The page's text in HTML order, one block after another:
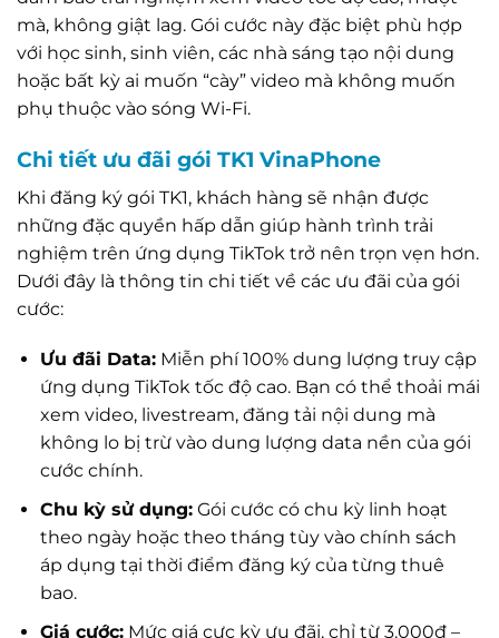
mà, không giật lag. Gói cước này đặc biệt phù hợp
với học sinh, sinh viên, các nhà sáng tạo nội dung
hoặc bất kỳ ai muốn “cày” video mà không muốn
phụ thuộc vào sóng Wi-Fi.
Chi tiết ưu đãi gói TK1 VinaPhone
Khi đăng ký gói TK1, khách hàng sẽ nhận được
những đặc quyền hấp dẫn giúp hành trình trải
nghiệm trên ứng dụng TikTok trở nên trọn vẹn hơn.
Dưới đây là thông tin chi tiết về các ưu đãi của gói
cước:
Ưu đãi Data:Miễn phí 100% dung lượng truy cập
ứng dụng TikTok tốc độ cao. Bạn có thể thoải mái
xem video, livestream, đăng tải nội dung mà
không lo bị trừ vào dung lượng data nền của gói
cước chính.
Chu kỳ sử dụng:Gói cước có chu kỳ linh hoạt
theo ngày hoặc theo tháng tùy vào chính sách
áp dụng tại thời điểm đăng ký của từng thuê
bao.
Giá cước:Mức giá cực kỳ ưu đãi, chỉ từ 3.000đ –